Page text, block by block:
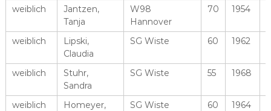
weiblich
Jantzen,
Tanja
W98
Hannover
70 1954
weiblich
Lipski,
Claudia
SG Wiste 60 1962
weiblich
Stuhr,
Sandra
SG Wiste 55 1968
weiblich
Homeyer,
SG Wiste 60 1964